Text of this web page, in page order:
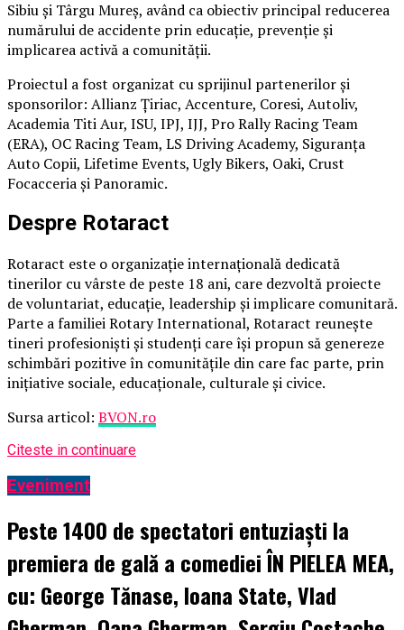
Sibiu și Târgu Mureș, având ca obiectiv principal reducerea
numărului de accidente prin educație, prevenție și
implicarea activă a comunității.
Proiectul a fost organizat cu sprijinul partenerilor și
sponsorilor: Allianz Țiriac, Accenture, Coresi, Autoliv,
Academia Titi Aur, ISU, IPJ, IJJ, Pro Rally Racing Team
(ERA), OC Racing Team, LS Driving Academy, Siguranța
Auto Copii, Lifetime Events, Ugly Bikers, Oaki, Crust
Focacceria și Panoramic.
Despre Rotaract
Rotaract este o organizație internațională dedicată
tinerilor cu vârste de peste 18 ani, care dezvoltă proiecte
de voluntariat, educație, leadership și implicare comunitară.
Parte a familiei Rotary International, Rotaract reunește
tineri profesioniști și studenți care își propun să genereze
schimbări pozitive în comunitățile din care fac parte, prin
inițiative sociale, educaționale, culturale și civice.
Sursa articol: BVON.ro
Citeste in continuare
Eveniment
Peste 1400 de spectatori entuziaști la
premiera de gală a comediei ÎN PIELEA MEA,
cu: George Tănase, Ioana State, Vlad